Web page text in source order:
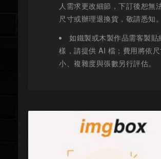
人需求更改細節，下訂後恕無
尺寸或辦理退換貨，敬請悉知。
如鐵製或木製作品需客製貼
樣，請提供 AI 檔；費用將依
小、複雜度與張數另行評估。